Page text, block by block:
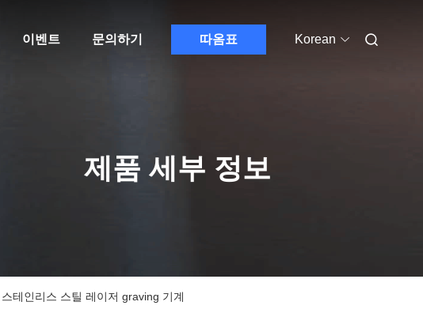
이벤트 문의하기 따옴표 Korean
제품 세부 정보
테인리스 스틸 레이저 graving 기계